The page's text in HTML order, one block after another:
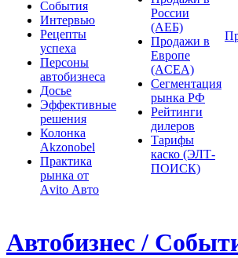
События
Интервью
Рецепты
успеха
Персоны
автобизнеса
Досье
Эффективные
решения
Колонка
Akzonobel
Практика
рынка от
Аvito Авто
России
(АЕБ)
Продажи в
Европе
(ACEA)
Сегментация
рынка РФ
Рейтинги
дилеров
Тарифы
каско (ЭЛТ-
ПОИСК)
Автобизнес /